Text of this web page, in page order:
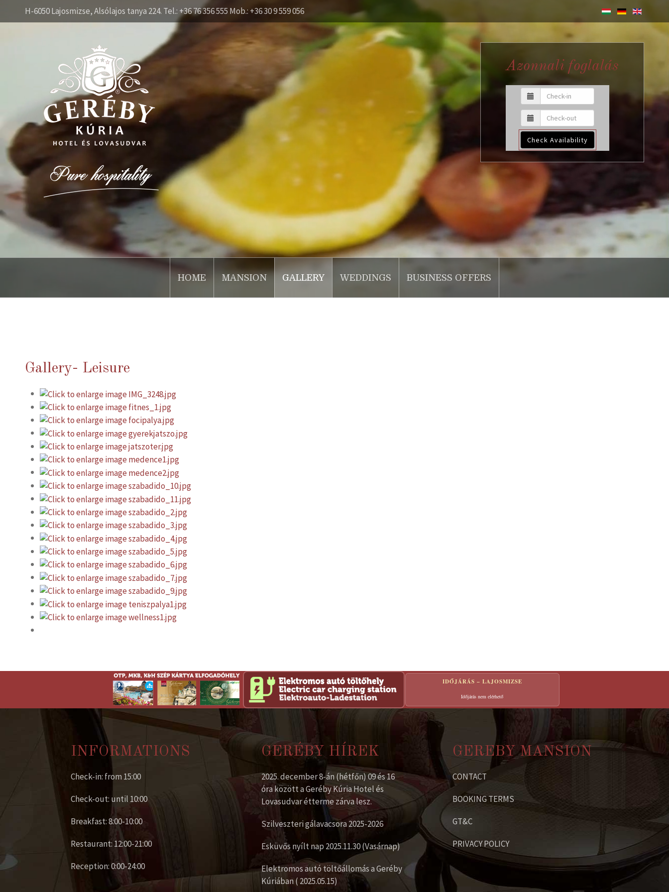
H-6050 Lajosmizse, Alsólajos tanya 224. Tel.: +36 76 356 555 Mob.: +36 30 9 559 056
Azonnali foglalás
Check Availability
HOME MANSION GALLERY WEDDINGS BUSINESS OFFERS
Gallery- Leisure
IDŐJÁRÁS – LAJOSMIZSE
Időjárás nem elérhető
INFORMATIONS
Check-in: from 15:00
Check-out: until 10:00
Breakfast: 8:00-10:00
Restaurant: 12:00-21:00
Reception: 0:00-24:00
GERÉBY HÍREK
2025. december 8-án (hétfőn) 09 és 16
óra között a Geréby Kúria Hotel és
Lovasudvar étterme zárva lesz.
Szilveszteri gálavacsora 2025-2026
Esküvős nyílt nap 2025.11.30 (Vasárnap)
Elektromos autó töltőállomás a Geréby
Kúriában ( 2025.05.15)
GEREBY MANSION
CONTACT
BOOKING TERMS
GT&C
PRIVACY POLICY